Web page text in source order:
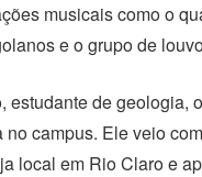
musicais como o
e o grupo de
estudante de geologia,
campus. Ele veio
local em Rio Claro e